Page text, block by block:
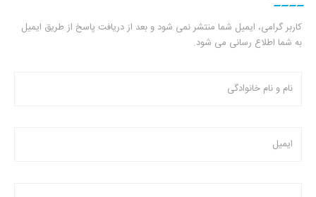
کاربر گرامی، ایمیل شما منتشر نمی شود و بعد از دریافت پاسخ از طریق ایمیل
به شما اطلاع رسانی می شود.